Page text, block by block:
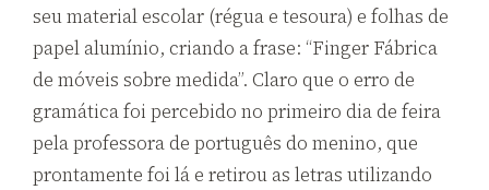
seu material escolar (régua e tesoura) e folhas de
papel alumínio, criando a frase: “Finger Fábrica
de móveis sobre medida”. Claro que o erro de
gramática foi percebido no primeiro dia de feira
pela professora de português do menino, que
prontamente foi lá e retirou as letras utilizando